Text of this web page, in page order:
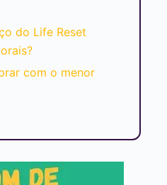
do Life Reset
com o menor